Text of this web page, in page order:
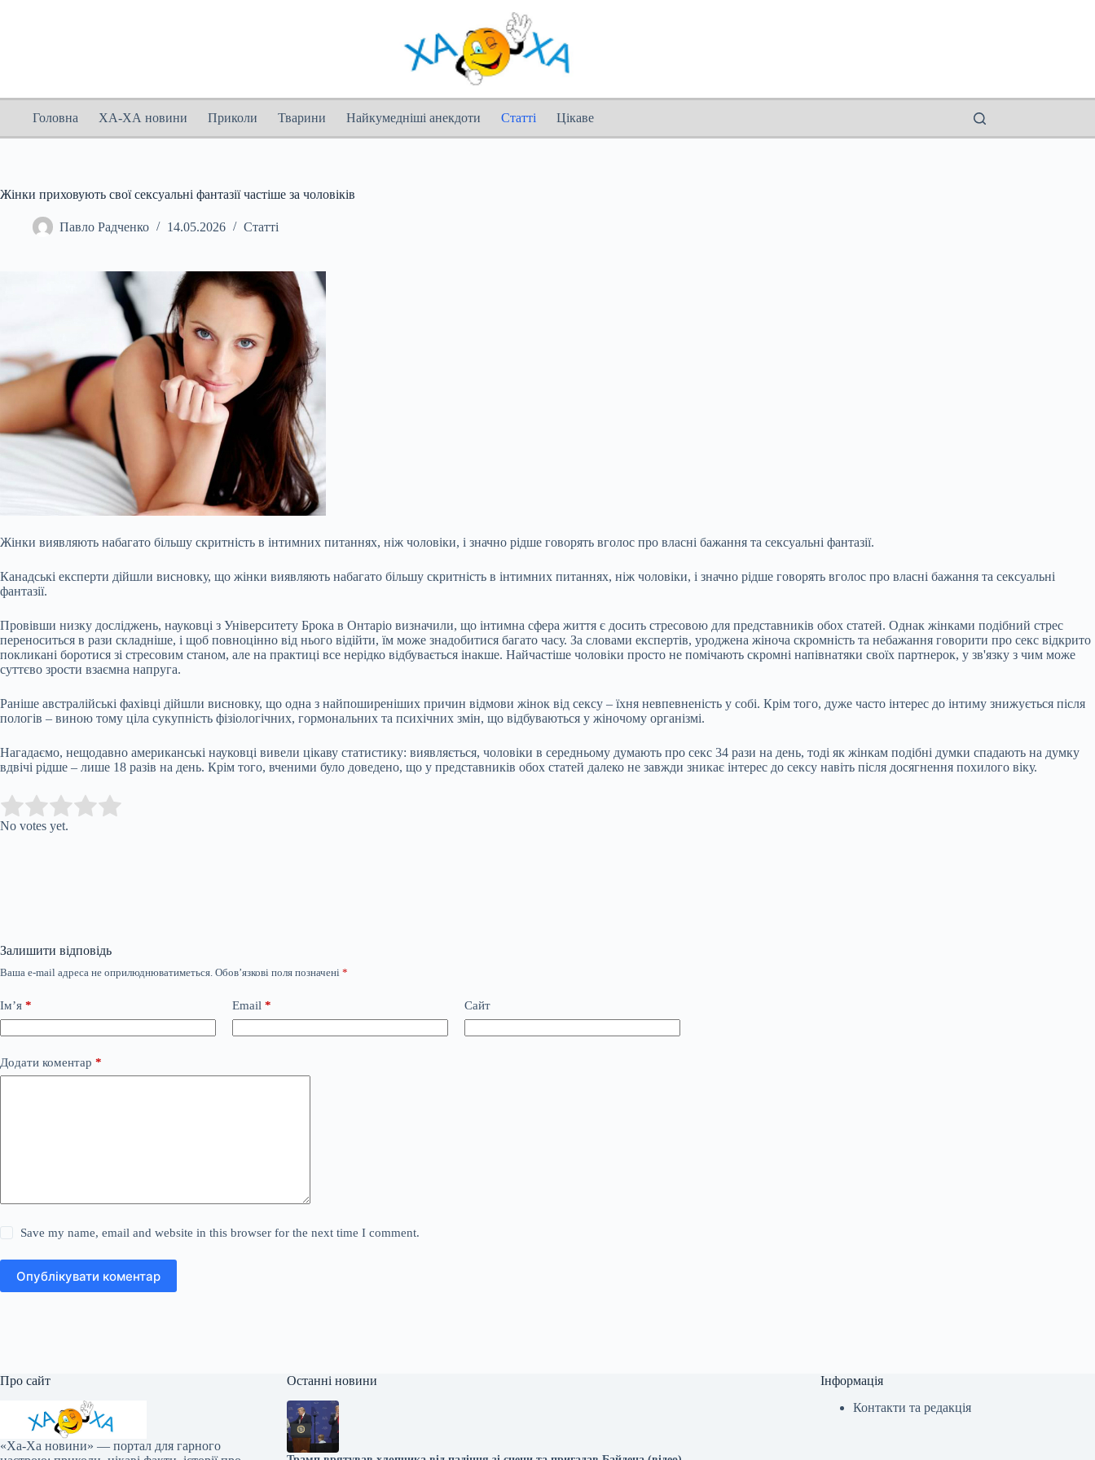
Головна ХА-ХА новини Приколи Тварини Найкумедніші анекдоти Статті Цікаве
Жінки приховують свої сексуальні фантазії частіше за чоловіків
Павло Радченко 14.05.2026 Статті
Жінки виявляють набагато більшу скритність в інтимних питаннях, ніж чоловіки, і значно рідше говорять вголос про власні бажання та сексуальні фантазії.
Канадські експерти дійшли висновку, що жінки виявляють набагато більшу скритність в інтимних питаннях, ніж чоловіки, і значно рідше говорять вголос про власні бажання та сексуальні
фантазії.
Провівши низку досліджень, науковці з Університету Брока в Онтаріо визначили, що інтимна сфера життя є досить стресовою для представників обох статей. Однак жінками подібний стрес
переноситься в рази складніше, і щоб повноцінно від нього відійти, їм може знадобитися багато часу. За словами експертів, уроджена жіноча скромність та небажання говорити про секс відкрито
покликані боротися зі стресовим станом, але на практиці все нерідко відбувається інакше. Найчастіше чоловіки просто не помічають скромні напівнатяки своїх партнерок, у зв'язку з чим може
суттєво зрости взаємна напруга.
Раніше австралійські фахівці дійшли висновку, що одна з найпоширеніших причин відмови жінок від сексу – їхня невпевненість у собі. Крім того, дуже часто інтерес до інтиму знижується після
пологів – виною тому ціла сукупність фізіологічних, гормональних та психічних змін, що відбуваються у жіночому організмі.
Нагадаємо, нещодавно американські науковці вивели цікаву статистику: виявляється, чоловіки в середньому думають про секс 34 рази на день, тоді як жінкам подібні думки спадають на думку
вдвічі рідше – лише 18 разів на день. Крім того, вченими було доведено, що у представників обох статей далеко не завжди зникає інтерес до сексу навіть після досягнення похилого віку.
Rate this item:
No votes yet.
Залишити відповідь
Ваша e-mail адреса не оприлюднюватиметься. Обов’язкові поля позначені *
Ім’я * Email * Сайт
Додати коментар *
Save my name, email and website in this browser for the next time I comment.
Опублікувати коментар
Про сайт
«Ха-Ха новини» — портал для гарного
Останні новини
Інформація
Контакти та редакція